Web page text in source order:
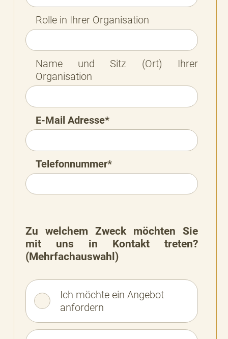
Rolle in Ihrer Organisation
Name und Sitz (Ort) Ihrer
Organisation
E-Mail Adresse*
Telefonnummer*
Zu welchem Zweck möchten Sie
mit uns in Kontakt treten?
(Mehrfachauswahl)
Ich möchte ein Angebot
anfordern